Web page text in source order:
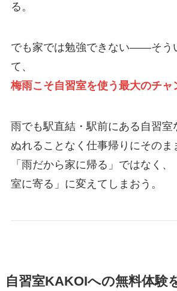
る。
でも家では勉強できない——そう
て、
梅雨こそ自習室を使う最大のチャ
雨でも駅直結・駅前にある自習室
ぬれることなく仕事帰りにそのま
「雨だから家に帰る」ではなく
室に寄る」に変えてしまおう。
自習室KAKOIへの無料体験